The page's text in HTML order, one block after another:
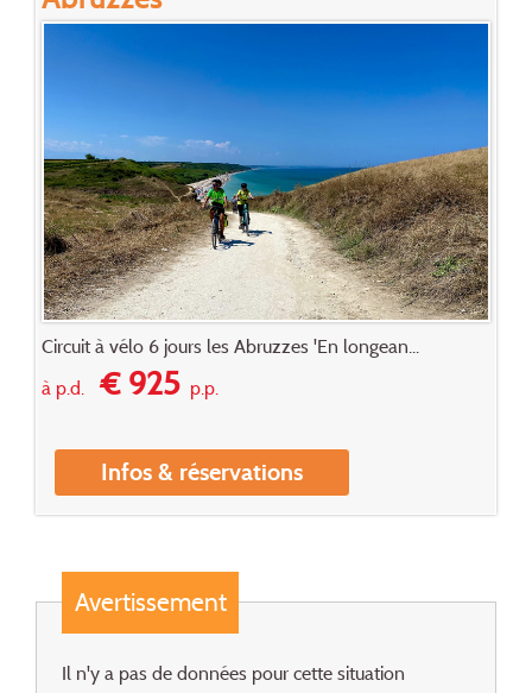
Circuit à vélo 6 jours les Abruzzes 'En longean...
à p.d.€ 925p.p.
Infos & réservations
Avertissement
Il n'y a pas de données pour cette situation